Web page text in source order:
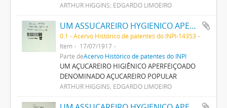
ARTHUR HIGGINS; EDGARDO LIMOEIRO
UM ASSUCAREIRO HYGIENICO APERFEIÇOADO DENOMINADO ASSUCAREIRO POPULAR
0.1 - Acervo Histórico de patentes do INPI-14353
Item
17/07/1917
Parte deAcervo Histórico de patentes do INPI
UM AÇUCAREIRO HIGIÊNICO APERFEIÇOADO
DENOMINADO AÇUCAREIRO POPULAR
ARTHUR HIGGINS; EDGARDO LIMOEIRO